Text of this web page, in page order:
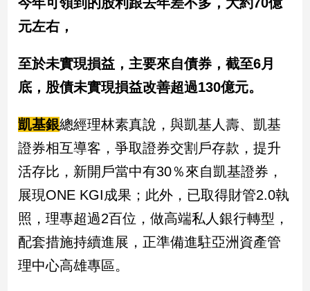
感
情
術
／
文
／
電
影
薦
科
技/
遊
戲
運
動
元左右，
至於未實現損益，主要來自債券，截至6月
底，股債未實現損益改善超過130億元。
凱基銀總經理林素真說，與凱基人壽、凱基
證券相互導客，爭取證券交割戶存款，提升
活存比，新開戶當中有30％來自凱基證券，
展現ONE KGI成果；此外，已取得財管2.0執
照，理專超過2百位，做高端私人銀行轉型，
配套措施持續進展，正準備進駐亞洲資產管
理中心高雄專區。